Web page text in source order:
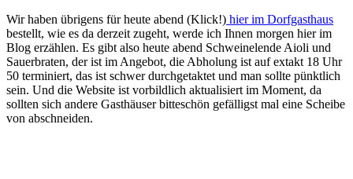
Wir haben übrigens für heute abend (Klick!) hier im Dorfgasthaus
bestellt, wie es da derzeit zugeht, werde ich Ihnen morgen hier im
Blog erzählen. Es gibt also heute abend Schweinelende Aioli und
Sauerbraten, der ist im Angebot, die Abholung ist auf extakt 18 Uhr
50 terminiert, das ist schwer durchgetaktet und man sollte pünktlich
sein. Und die Website ist vorbildlich aktualisiert im Moment, da
sollten sich andere Gasthäuser bitteschön gefälligst mal eine Scheibe
von abschneiden.